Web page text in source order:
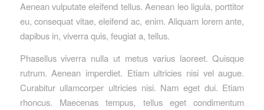
Aenean vulputate eleifend tellus. Aenean leo ligula, porttitor
eu, consequat vitae, eleifend ac, enim. Aliquam lorem ante,
dapibus in, viverra quis, feugiat a, tellus.
Phasellus viverra nulla ut metus varius laoreet. Quisque
rutrum. Aenean imperdiet. Etiam ultricies nisi vel augue.
Curabitur ullamcorper ultricies nisi. Nam eget dui. Etiam
rhoncus. Maecenas tempus, tellus eget condimentum